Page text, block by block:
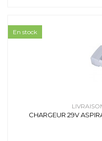
CHARGEUR 29V
En stock